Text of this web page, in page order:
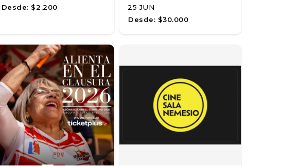
Desde: $2.200
25 JUN
Desde: $30.000